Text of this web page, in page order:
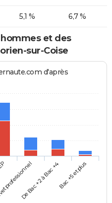
5,1 % 6,7 %
et des
sur-Coise
d'après
De Bac +2 à Bac +4Bac +5 et plus